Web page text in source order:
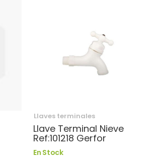
Llaves terminales
Llave Terminal Nieve
Ref:101218 Gerfor
En Stock